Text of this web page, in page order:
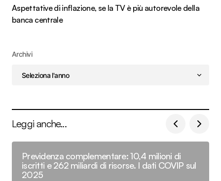
Aspettative di inflazione, se la TV è più autorevole della
banca centrale
Archivi
Leggi anche...
Previdenza complementare: 10,4 milioni di
iscritti e 262 miliardi di risorse. I dati COVIP sul
2025